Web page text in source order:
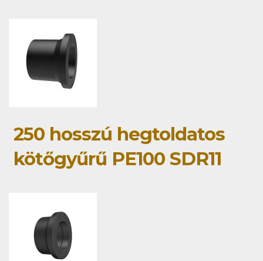
250 hosszú hegtoldatos
kötőgyűrű PE100 SDR11